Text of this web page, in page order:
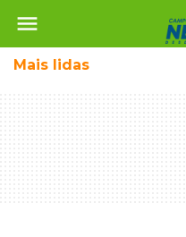
menu
Mais lidas